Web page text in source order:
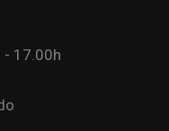
- 17.00h